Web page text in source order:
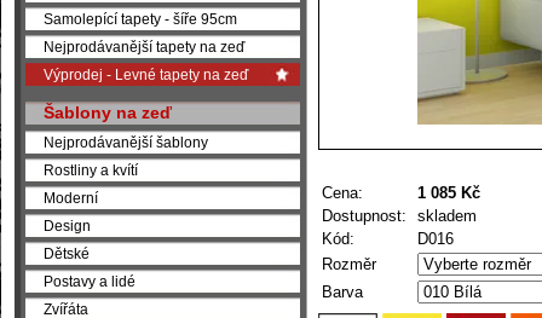
Cena:
1 085 Kč
Dostupnost:
skladem
Kód:
D016
Rozměr
Barva
Samolepící tapety - šíře 95cm
Nejprodávanější tapety na zeď
Výprodej - Levné tapety na zeď
Šablony na zeď
Nejprodávanější šablony
Rostliny a kvítí
Moderní
Design
Dětské
Postavy a lidé
Zvířáta